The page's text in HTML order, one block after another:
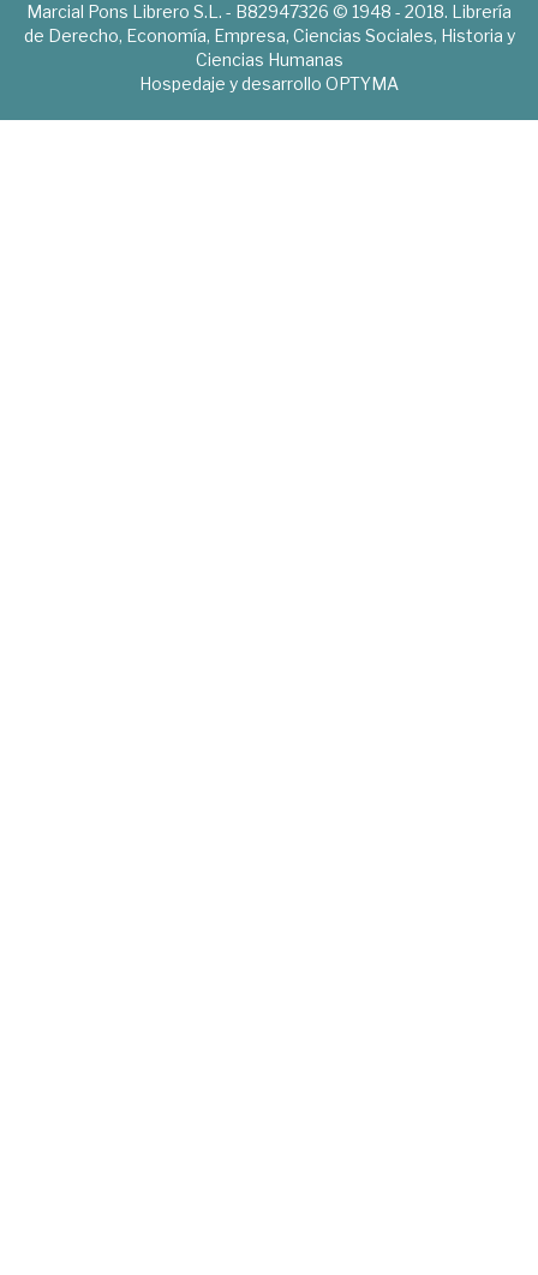
Marcial Pons Librero S.L. - B82947326 © 1948 - 2018. Librería
de Derecho, Economía, Empresa, Ciencias Sociales, Historia y
Ciencias Humanas
Hospedaje y desarrollo OPTYMA